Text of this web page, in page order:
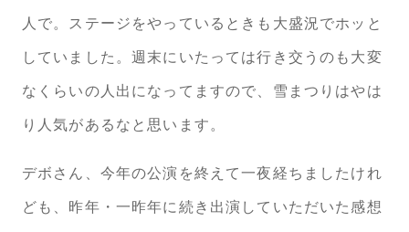
人で。ステージをやっているときも大盛況でホッと
していました。週末にいたっては行き交うのも大変
なくらいの人出になってますので、雪まつりはやは
り人気があるなと思います。
デボさん、今年の公演を終えて一夜経ちましたけれ
ども、昨年・一昨年に続き出演していただいた感想